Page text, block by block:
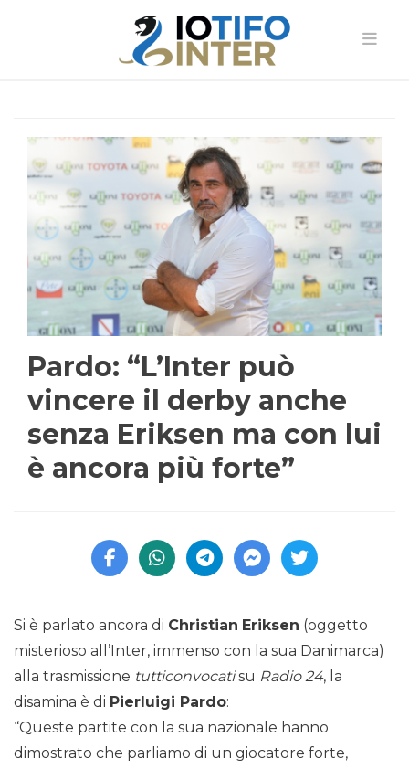
Pardo: “L’Inter può
vincere il derby anche
senza Eriksen ma con lui
è ancora più forte”
Si è parlato ancora di Christian Eriksen (oggetto
misterioso all’Inter, immenso con la sua Danimarca)
alla trasmissione tutticonvocatisu Radio 24, la
disamina è di Pierluigi Pardo:
“Queste partite con la sua nazionale hanno
dimostrato che parliamo di un giocatore forte,